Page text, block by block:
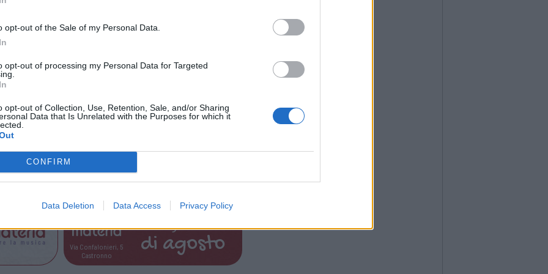
opt-out of the Sale of my Personal Data.
opt-out of processing my Personal Data for Targeted
opt-out of Collection, Use, Retention, Sale, and/or Sharing
Data that Is Unrelated with the Purposes for which it
CONFIRM
Data Deletion Data Access Privacy Policy
in plastica) realizzano sul territorio gli
Challenge (ICC). Attori del progetto
Confindustria Alto Milanese,
Confartigianato Imprese Alto Milanese,
e PTSCLAS.
nata grazie alcontributo del MEIEC (Milan
Center), un centro dell’Università
pubbliche raggruppando università e
Via Confalonieri, 5
Castronno
di agosto